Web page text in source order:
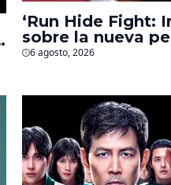
‘Run Hide Fight:
sobre la nueva
Jonathan Majors
6 agosto, 2026